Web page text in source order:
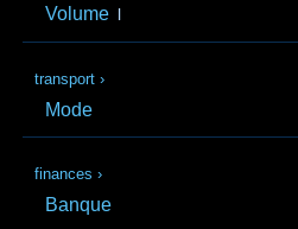
Volume l
transport ›
Mode
finances ›
Banque